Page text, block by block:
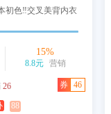
初色‼交叉美背内衣
15%
8.8元 营销
26 券 46
88